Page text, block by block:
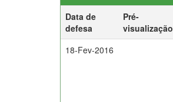
Data de
defesa
Pré-
visualização
18-Fev-2016